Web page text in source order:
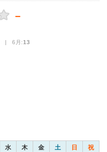
－
| 6月:13
水 木 金 土 日 祝